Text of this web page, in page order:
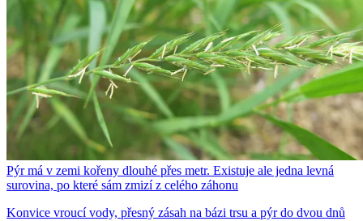
Pýr má v zemi kořeny dlouhé přes metr. Existuje ale jedna levná
surovina, po které sám zmizí z celého záhonu
Konvice vroucí vody, přesný zásah na bázi trsu a pýr do dvou dnů